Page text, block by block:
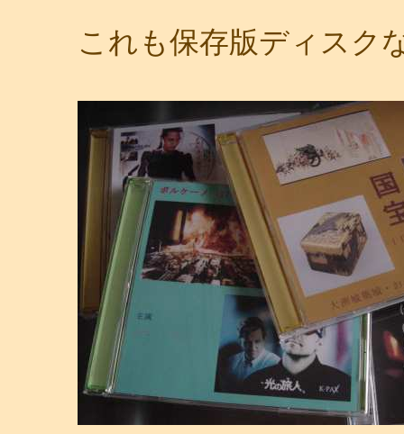
これも保存版ディスク